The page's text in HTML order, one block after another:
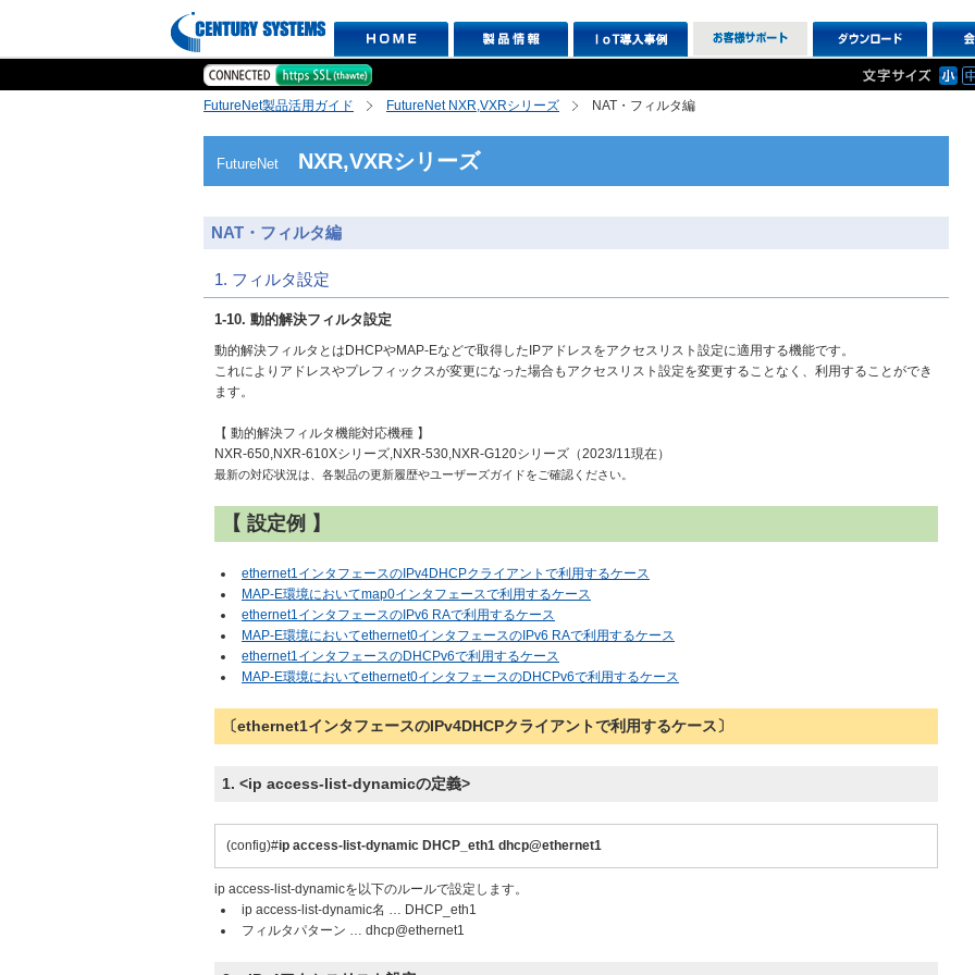
FutureNet製品活用ガイド FutureNet NXR,VXRシリーズ NAT・フィルタ編
FutureNet NXR,VXRシリーズ
NAT・フィルタ編
1. フィルタ設定
1-10. 動的解決フィルタ設定
動的解決フィルタとはDHCPやMAP-Eなどで取得したIPアドレスをアクセスリスト設定に適用する機能です。
これによりアドレスやプレフィックスが変更になった場合もアクセスリスト設定を変更することなく、利用することができ
ます。
【 動的解決フィルタ機能対応機種 】
NXR-650,NXR-610Xシリーズ,NXR-530,NXR-G120シリーズ（2023/11現在）
最新の対応状況は、各製品の更新履歴やユーザーズガイドをご確認ください。
【 設定例 】
ethernet1インタフェースのIPv4DHCPクライアントで利用するケース
MAP-E環境においてmap0インタフェースで利用するケース
ethernet1インタフェースのIPv6 RAで利用するケース
MAP-E環境においてethernet0インタフェースのIPv6 RAで利用するケース
ethernet1インタフェースのDHCPv6で利用するケース
MAP-E環境においてethernet0インタフェースのDHCPv6で利用するケース
〔ethernet1インタフェースのIPv4DHCPクライアントで利用するケース〕
1. <ip access-list-dynamicの定義>
(config)#ip access-list-dynamic DHCP_eth1 dhcp@ethernet1
ip access-list-dynamicを以下のルールで設定します。
ip access-list-dynamic名 … DHCP_eth1
フィルタパターン … dhcp@ethernet1